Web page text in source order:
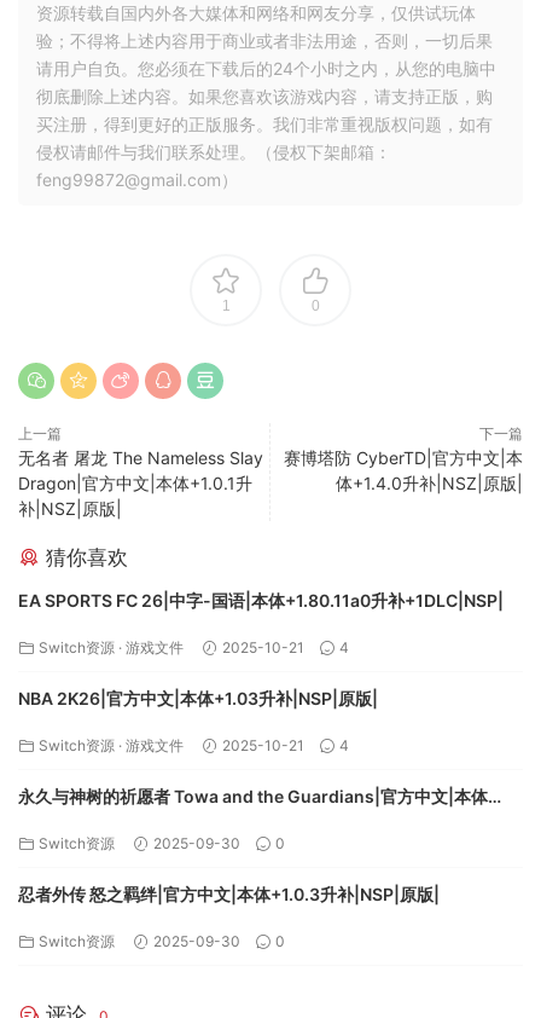
资源转载自国内外各大媒体和网络和网友分享，仅供试玩体
验；不得将上述内容用于商业或者非法用途，否则，一切后果
请用户自负。您必须在下载后的24个小时之内，从您的电脑中
彻底删除上述内容。如果您喜欢该游戏内容，请支持正版，购
买注册，得到更好的正版服务。我们非常重视版权问题，如有
侵权请邮件与我们联系处理。（侵权下架邮箱：
feng99872@gmail.com）
1 0
上一篇
无名者 屠龙 The Nameless Slay
Dragon|官方中文|本体+1.0.1升
补|NSZ|原版|
下一篇
赛博塔防 CyberTD|官方中文|本
体+1.4.0升补|NSZ|原版|
猜你喜欢
EA SPORTS FC 26|中字-国语|本体+1.80.11a0升补+1DLC|NSP|
Switch资源 · 游戏文件 2025-10-21 4
NBA 2K26|官方中文|本体+1.03升补|NSP|原版|
Switch资源 · 游戏文件 2025-10-21 4
永久与神树的祈愿者 Towa and the Guardians|官方中文|本体
Switch资源 2025-09-30 0
忍者外传 怒之羁绊|官方中文|本体+1.0.3升补|NSP|原版|
Switch资源 2025-09-30 0